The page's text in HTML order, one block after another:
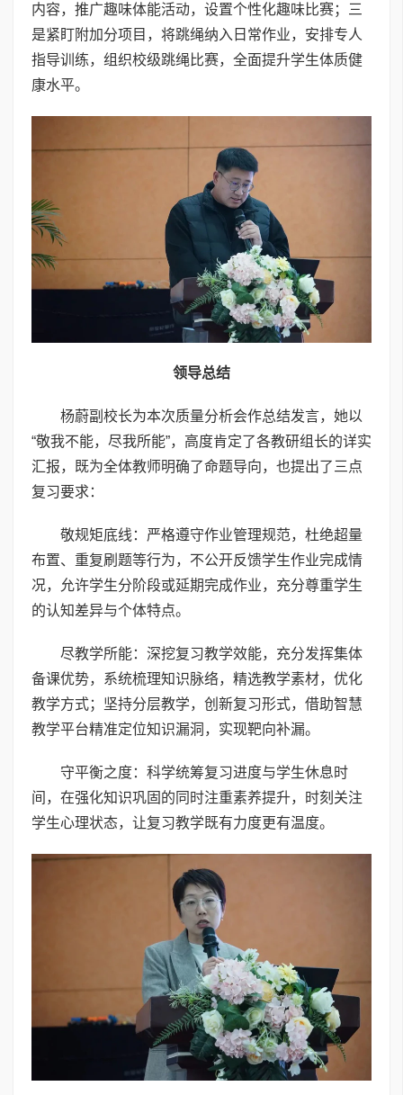
内容，推广趣味体能活动，设置个性化趣味比赛；三
是紧盯附加分项目，将跳绳纳入日常作业，安排专人
指导训练，组织校级跳绳比赛，全面提升学生体质健
康水平。
领导总结
杨蔚副校长为本次质量分析会作总结发言，她以
“敬我不能，尽我所能”，高度肯定了各教研组长的详实
汇报，既为全体教师明确了命题导向，也提出了三点
复习要求：
敬规矩底线：严格遵守作业管理规范，杜绝超量
布置、重复刷题等行为，不公开反馈学生作业完成情
况，允许学生分阶段或延期完成作业，充分尊重学生
的认知差异与个体特点。
尽教学所能：深挖复习教学效能，充分发挥集体
备课优势，系统梳理知识脉络，精选教学素材，优化
教学方式；坚持分层教学，创新复习形式，借助智慧
教学平台精准定位知识漏洞，实现靶向补漏。
守平衡之度：科学统筹复习进度与学生休息时
间，在强化知识巩固的同时注重素养提升，时刻关注
学生心理状态，让复习教学既有力度更有温度。